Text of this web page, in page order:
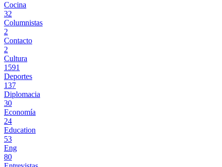
Cocina
32
Columnistas
2
Contacto
2
Cultura
1591
Deportes
137
Diplomacia
30
Economía
24
Education
53
Eng
80